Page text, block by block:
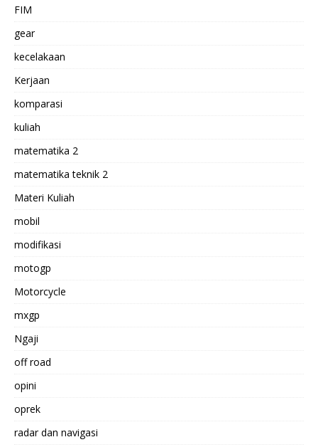
FIM
gear
kecelakaan
Kerjaan
komparasi
kuliah
matematika 2
matematika teknik 2
Materi Kuliah
mobil
modifikasi
motogp
Motorcycle
mxgp
Ngaji
off road
opini
oprek
radar dan navigasi